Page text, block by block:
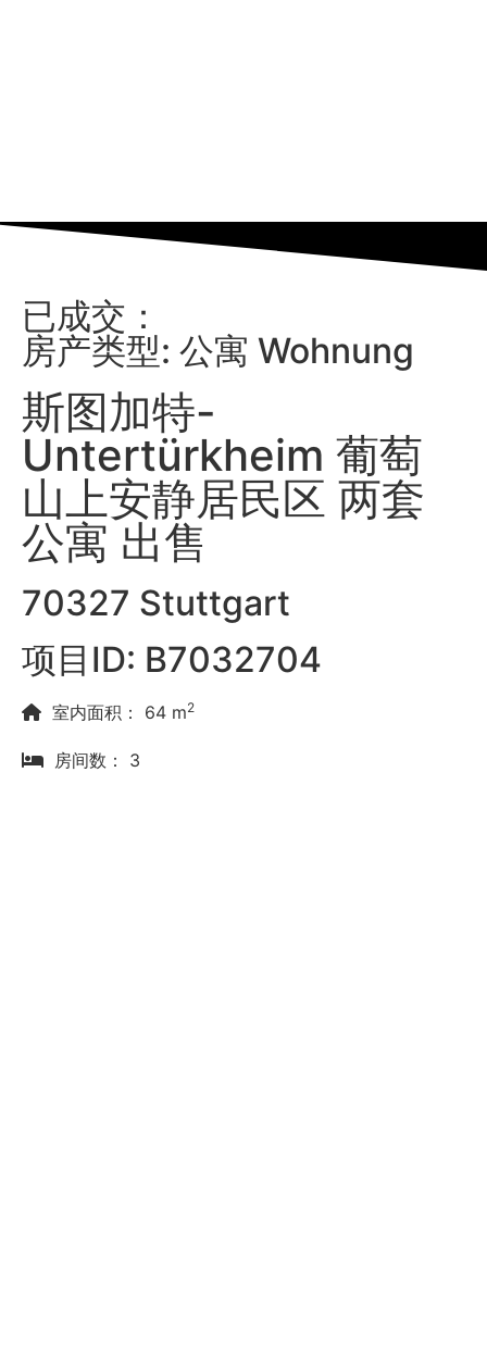
已成交：
房产类型: 公寓 Wohnung
斯图加特-
Untertürkheim 葡萄
山上安静居民区 两套
公寓 出售
70327 Stuttgart
项目ID: B7032704
室内面积： 64 m2
房间数： 3